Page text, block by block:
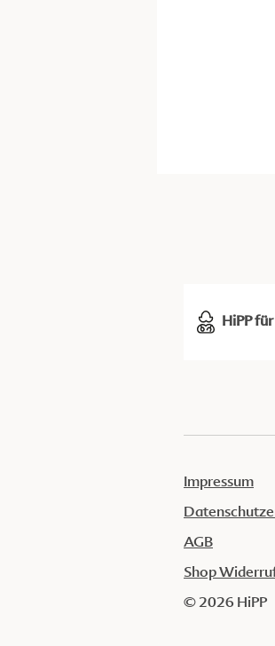
HiPP
Impressum
AGB
Shop
© 2026 HiPP